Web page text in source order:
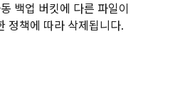
백업 버킷에 다른 파일이
정책에 따라 삭제됩니다.